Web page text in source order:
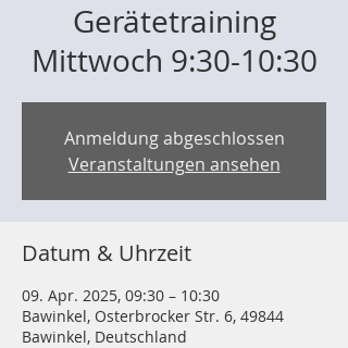
Gerätetraining
Mittwoch 9:30-10:30
Anmeldung abgeschlossen
Veranstaltungen ansehen
Datum & Uhrzeit
09. Apr. 2025, 09:30 – 10:30
Bawinkel, Osterbrocker Str. 6, 49844
Bawinkel, Deutschland